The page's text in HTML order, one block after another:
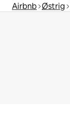
Airbnb Østrig